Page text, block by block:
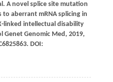
. A novel splice site mutation
to aberrant mRNA splicing in
linked intellectual disability
Genet Genomic Med, 2019,
DOI: